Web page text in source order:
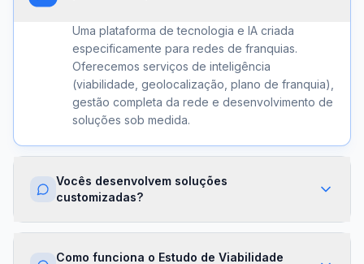
Uma plataforma de tecnologia e IA criada
especificamente para redes de franquias.
Oferecemos serviços de inteligência
(viabilidade, geolocalização, plano de franquia),
gestão completa da rede e desenvolvimento de
soluções sob medida.
Vocês desenvolvem soluções
customizadas?
Sim. Além dos módulos prontos, criamos
Como funciona o Estudo de Viabilidade